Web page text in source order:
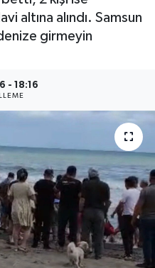
altına alındı. Samsun
girmeyin
- 18:16